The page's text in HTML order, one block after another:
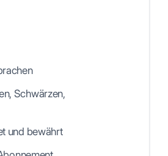
Schwärzen,
und bewährt